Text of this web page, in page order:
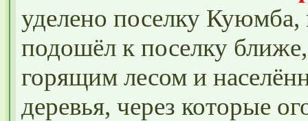
уделено поселку Куюмба,
подошёл к поселку
горящим лесом и
деревья, через которые